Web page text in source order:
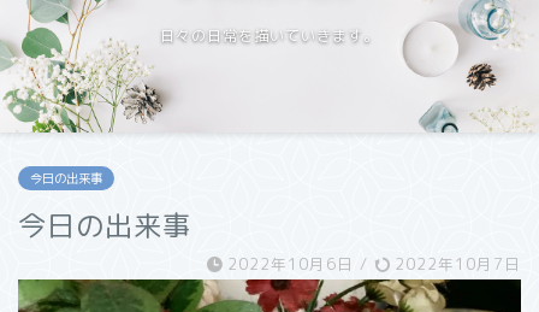
日々の日常を描いていきます。
今日の出来事
今日の出来事
2022年10月6日 / 2022年10月7日